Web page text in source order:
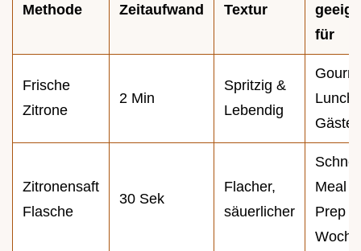
Methode Zeitaufwand Textur
für
Frische
Zitrone
2 Min
Spritzig &
Lebendig
Lunch,
Gäste
Zitronensaft
Flasche
30 Sek
Flacher,
säuerlicher
Meal
Prep